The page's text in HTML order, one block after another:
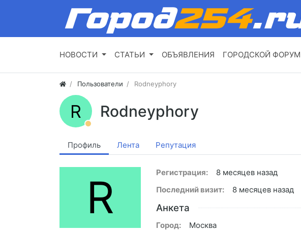
НОВОСТИ СТАТЬИ ОБЪЯВЛЕНИЯ ГОРОДСКОЙ ФОРУМ
Пользователи Rodneyphory
R Rodneyphory
Профиль Лента Репутация
R Регистрация:
8 месяцев назад
Последний визит:
8 месяцев назад
Анкета
Город: Москва